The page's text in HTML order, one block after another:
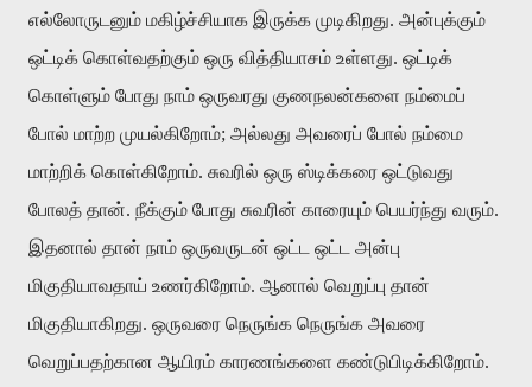
எல்லோருடனும் மகிழ்ச்சியாக இருக்க முடிகிறது. அன்புக்கும்
ஒட்டிக் கொள்வதற்கும் ஒரு வித்தியாசம் உள்ளது. ஒட்டிக்
கொள்ளும் போது நாம் ஒருவரது குணநலன்களை நம்மைப்
போல் மாற்ற முயல்கிறோம்; அல்லது அவரைப் போல் நம்மை
மாற்றிக் கொள்கிறோம். சுவரில் ஒரு ஸ்டிக்கரை ஒட்டுவது
போலத் தான். நீக்கும் போது சுவரின் காரையும் பெயர்ந்து வரும்.
இதனால் தான் நாம் ஒருவருடன் ஒட்ட ஒட்ட
அன்பு
மிகுதியாவதாய் உணர்கிறோம். ஆனால் வெறுப்பு தான்
மிகுதியாகிறது. ஒருவரை நெருங்க நெருங்க அவரை
வெறுப்பதற்கான ஆயிரம் காரணங்களை கண்டுபிடிக்கிறோம்.